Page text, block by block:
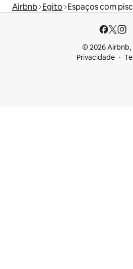
Airbnb Egito Espaços com
© 2026 Airbnb,
Privacidade